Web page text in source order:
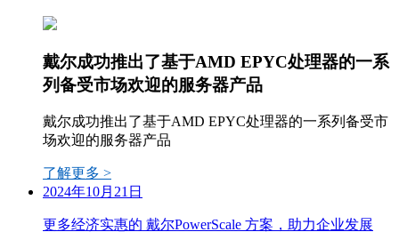
戴尔成功推出了基于AMD EPYC处理器的一系
列备受市场欢迎的服务器产品
戴尔成功推出了基于AMD EPYC处理器的一系列备受市
场欢迎的服务器产品
了解更多 >
2024年10月21日
更多经济实惠的 戴尔PowerScale 方案，助力企业发展